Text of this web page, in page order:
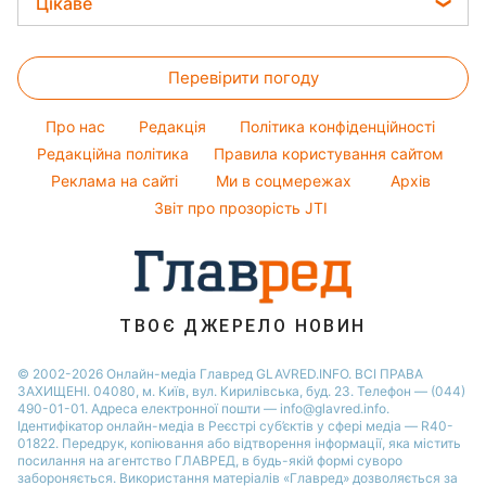
Настя Каменських
Віталій Козловський
Потап
Салати
Прості страви
Напої
Новини Львова
Новини Полтави
Новини Дніпра
Новини Сум
Новини Тернополя
Новини Черкаси
Тести по картинці
Оптичні ілюзії
Народні прикмети
Усе про шоу-бізнес
Перевірити погоду
Про нас Редакція
Політика конфіденційності
Редакційна політика
Правила користування сайтом
Реклама на сайті
Ми в соцмережах
Архів
Звіт про прозорість JTI
ТВОЄ ДЖЕРЕЛО НОВИН
© 2002-2026 Онлайн-медіа Главред GLAVRED.INFO. ВСІ ПРАВА
ЗАХИЩЕНІ. 04080, м. Київ, вул. Кирилівська, буд. 23. Телефон — (044)
490-01-01. Адреса електронної пошти — info@glavred.info.
Ідентифікатор онлайн-медіа в Реєстрі суб’єктів у сфері медіа — R40-
01822. Передрук, копіювання або відтворення інформації, яка містить
посилання на агентство ГЛАВРЕД, в будь-якій формi суворо
забороняється. Використання матеріалів «Главред» дозволяється за